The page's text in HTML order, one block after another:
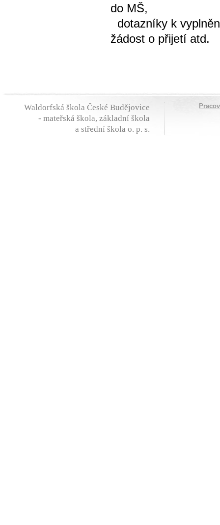
do MŠ,
dotazníky k
žádost o přijetí atd.
Waldorfská škola České Budějovice
- mateřská škola, základní škola
a střední škola o. p. s.